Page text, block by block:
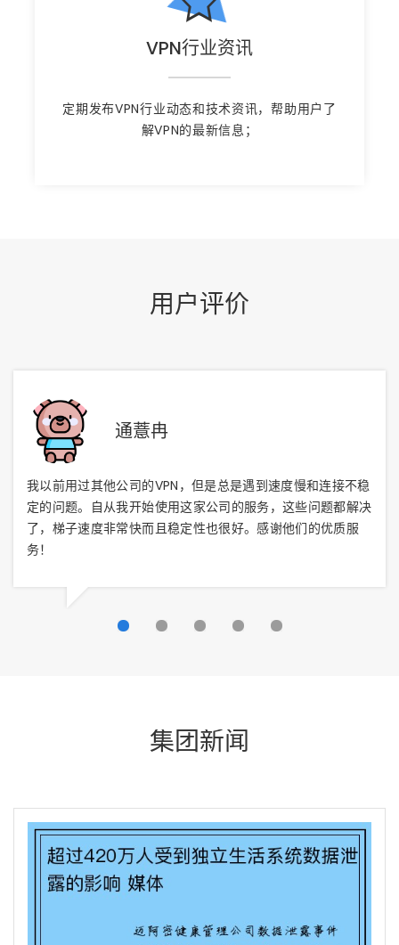
VPN行业资讯
定期发布VPN行业动态和技术资讯，帮助用户了
解VPN的最新信息；
用户评价
通薏冉
我以前用过其他公司的VPN，但是总是遇到速度慢和连接不稳
定的问题。自从我开始使用这家公司的服务，这些问题都解决
了，梯子速度非常快而且稳定性也很好。感谢他们的优质服
务！
集团新闻